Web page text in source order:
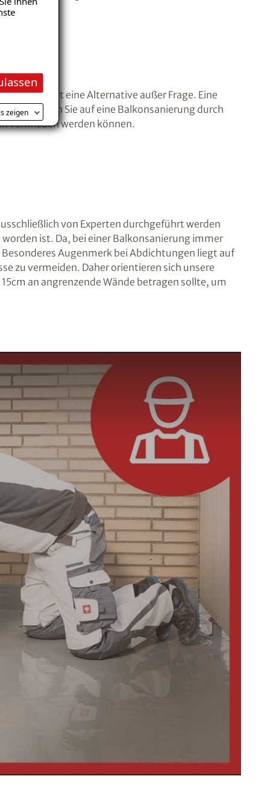
zeigen
steht eine Alternative außer Frage. Eine
ist, sollten Sie auf eine Balkonsanierung durch
vermieden werden können.
von Experten durchgeführt werden
ist. Da, bei einer Balkonsanierung immer
Augenmerk bei Abdichtungen liegt auf
zu vermeiden. Daher orientieren sich unsere
an angrenzende Wände betragen sollte, um